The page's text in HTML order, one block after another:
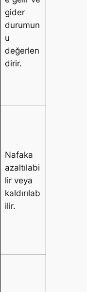
gider
durumun
u
değerlen
dirir.
Nafaka
azaltılabi
lir veya
kaldırılab
ilir.